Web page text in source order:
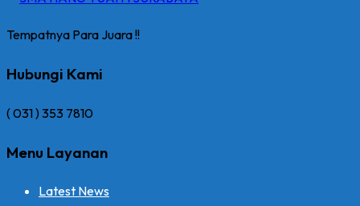
Tempatnya Para Juara !!
Hubungi Kami
( 031 ) 353 7810
Menu Layanan
Latest News